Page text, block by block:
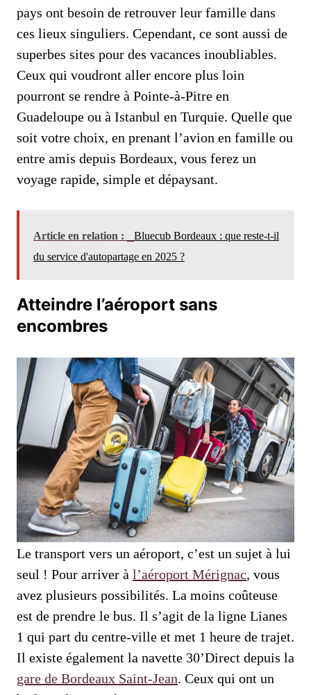
pays ont besoin de retrouver leur famille dans
ces lieux singuliers. Cependant, ce sont aussi de
superbes sites pour des vacances inoubliables.
Ceux qui voudront aller encore plus loin
pourront se rendre à Pointe-à-Pitre en
Guadeloupe ou à Istanbul en Turquie. Quelle que
soit votre choix, en prenant l’avion en famille ou
entre amis depuis Bordeaux, vous ferez un
voyage rapide, simple et dépaysant.
Article en relation :
Bluecub Bordeaux : que reste-t-il
du service d'autopartage en 2025 ?
Atteindre l’aéroport sans
encombres
Le transport vers un aéroport, c’est un sujet à lui
seul ! Pour arriver à l’aéroport Mérignac, vous
avez plusieurs possibilités. La moins coûteuse
est de prendre le bus. Il s’agit de la ligne Lianes
1 qui part du centre-ville et met 1 heure de trajet.
Il existe également la navette 30’Direct depuis la
gare de Bordeaux Saint-Jean. Ceux qui ont un